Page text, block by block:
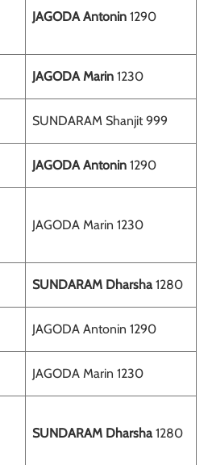
JAGODA Antonin1290
JAGODA Marin1230
SUNDARAM Shanjit 999
JAGODA Antonin1290
JAGODA Marin 1230
SUNDARAM Dharsha1280
JAGODA Antonin 1290
JAGODA Marin 1230
SUNDARAM Dharsha1280